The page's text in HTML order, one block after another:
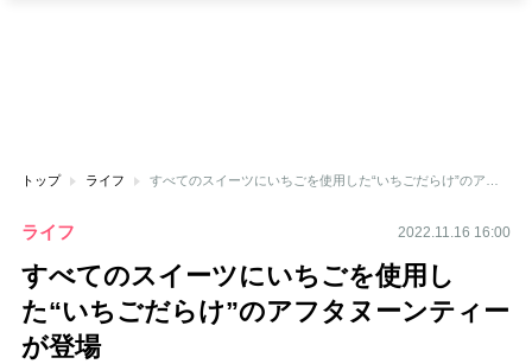
トップ ライフ
ライフ 2022.11.16 16:00
すべてのスイーツにいちごを使用し
た“いちごだらけ”のアフタヌーンティー
が登場